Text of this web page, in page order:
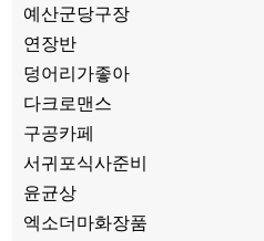
예산군당구장
연장반
덩어리가좋아
다크로맨스
구공카페
서귀포식사준비
윤균상
엑소더마화장품